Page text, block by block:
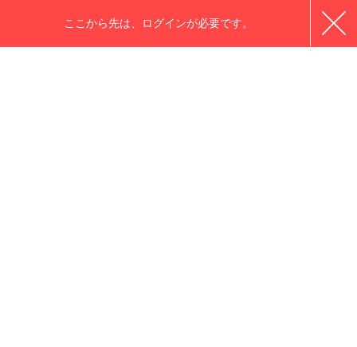
ここから先は、ログインが必要です。